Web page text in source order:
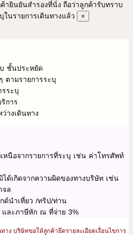
ายินยันสำรองที่นั่ง ถือว่าลูกค้ารับทราบ
ในรายการเดินทางแล้ว
×
ชั้นประหยัด
ตามรายการระบุ
รระบุ
การ
างเดินทาง
หนือจากรายการที่ระบุ เช่น ค่าโทรศัพท์
ด้เกิดจากความผิดของทางบริษัท เช่น
จล
ด์นำเที่ยว /ทริป/ท่าน
และภาษีหัก ณ ที่จ่าย 3%
าง บริษัทขอให้ลูกค้ายึดรายละเอียดเงื่อนไขการ